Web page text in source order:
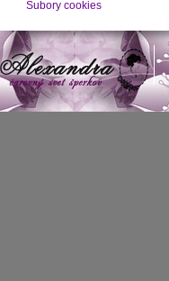
Subory cookies